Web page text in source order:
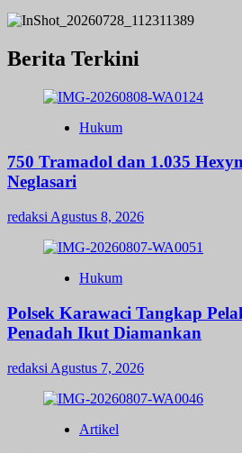
Berita Terkini
Hukum
750 Tramadol dan 1.035
Neglasari
redaksi Agustus 8, 2026
Hukum
Polsek Karawaci Tangkap
Penadah Ikut Diamankan
redaksi Agustus 7, 2026
Artikel